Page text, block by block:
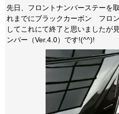
先日、フロントナンバーステーを
れまでにブラックカーボン フロ
してこれにて終了と思いましたが
ンパー（Ver.4.0）です!(^^)!